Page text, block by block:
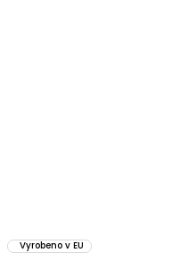
Vyrobeno v EU